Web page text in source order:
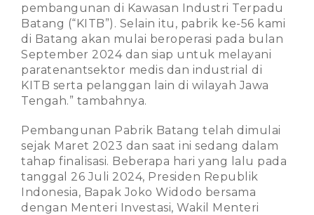
pembangunan di Kawasan Industri Terpadu
Batang (“KITB”). Selain itu, pabrik ke-56 kami
di Batang akan mulai beroperasi pada bulan
September 2024 dan siap untuk melayani
paratenantsektor medis dan industrial di
KITB serta pelanggan lain di wilayah Jawa
Tengah.” tambahnya.
Pembangunan Pabrik Batang telah dimulai
sejak Maret 2023 dan saat ini sedang dalam
tahap finalisasi. Beberapa hari yang lalu pada
tanggal 26 Juli 2024, Presiden Republik
Indonesia, Bapak Joko Widodo bersama
dengan Menteri Investasi, Wakil Menteri